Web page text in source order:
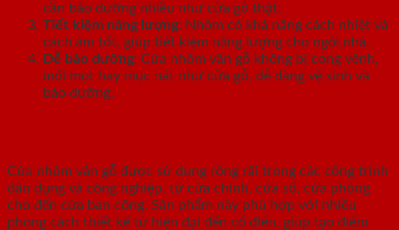
cần bảo dưỡng nhiều như cửa gỗ thật.
Tiết kiệm năng lượng: Nhôm có khả năng cách nhiệt và
cách âm tốt, giúp tiết kiệm năng lượng cho ngôi nhà.
Dễ bảo dưỡng: Cửa nhôm vân gỗ không bị cong vênh,
mối mọt hay mục nát như cửa gỗ, dễ dàng vệ sinh và
bảo dưỡng.
Cửa nhôm vân gỗ được sử dụng rộng rãi trong các công trình
dân dụng và công nghiệp, từ cửa chính, cửa sổ, cửa phòng
cho đến cửa ban công. Sản phẩm này phù hợp với nhiều
phong cách thiết kế từ hiện đại đến cổ điển, giúp tạo điểm